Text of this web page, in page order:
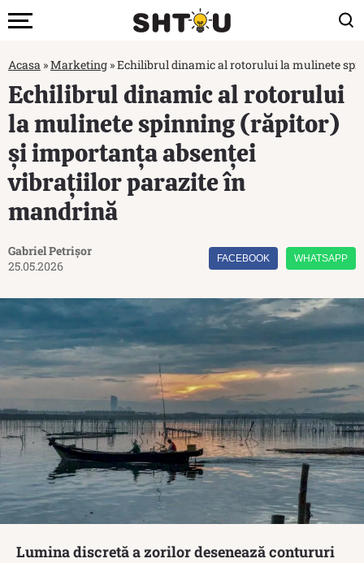
Acasa »Marketing »Echilibrul dinamic al rotorului la mulinete
Echilibrul dinamic al rotorului
la mulinete spinning (răpitor)
și importanța absenței
vibrațiilor parazite în
mandrină
Gabriel Petrișor
25.05.2026
FACEBOOK WHATSAPP
Lumina discretă a zorilor desenează contururi